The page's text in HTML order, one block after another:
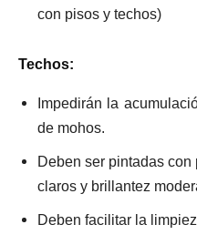
con pisos y techos)
Techos:
Impedirán la
de mohos.
Deben ser pintadas
claros y brillantez
Deben facilitar la